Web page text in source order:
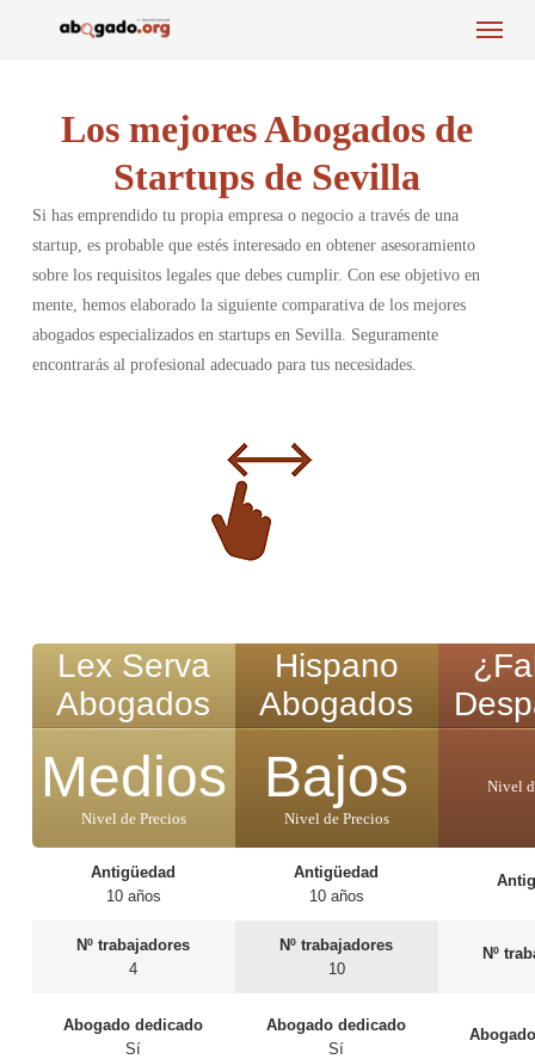
Menu
Los mejores Abogados de
Startups de Sevilla
Si has emprendido tu propia empresa o negocio a través de una
startup, es probable que estés interesado en obtener asesoramiento
sobre los requisitos legales que debes cumplir. Con ese objetivo en
mente, hemos elaborado la siguiente comparativa de los mejores
abogados especializados en startups en Sevilla. Seguramente
encontrarás al profesional adecuado para tus necesidades.
Lex Serva
Abogados
Medios
Nivel de Precios
Antigüedad
10 años
Nº trabajadores
4
Abogado dedicado
Sí
Hispano
Abogados
Bajos
Nivel de Precios
Antigüedad
10 años
Nº trabajadores
10
Abogado dedicado
Sí
Nivel
Nº